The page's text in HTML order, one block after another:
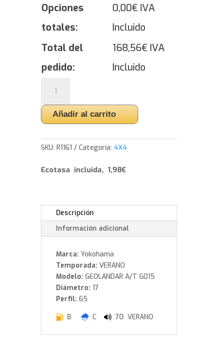
Opciones
totales:
0,00€ IVA
Incluido
Total del
pedido:
168,56€ IVA
Incluido
GEOLANDAR
A/T
G015
245/65/17
111
cantidad
Añadir al carrito
SKU:R1161 Categoría:4X4
Ecotasa incluida, 1,98€
Descripción
Información adicional
Marca: Yokohama
Temporada: VERANO
Modelo: GEOLANDAR A/T G015
Diámetro: 17
Perfil: 65
B
C 70 VERANO